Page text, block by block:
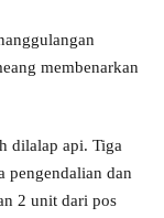
membenarkan
dilalap api. Tiga
pengendalian dan
2 unit dari pos